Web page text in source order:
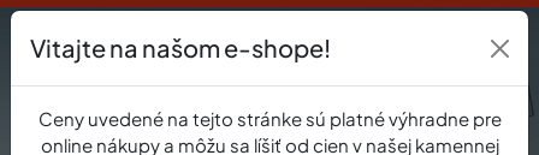
0
Vitajte na našom e-shope!
Ceny uvedené na tejto stránke sú platné výhradne pre
online nákupy a môžu sa líšiť od cien v našej kamennej